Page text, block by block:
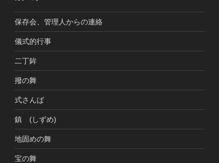
保存会、管理人からの連絡
儀式的行事
二丁鉾
撥の舞
式さんば
鎮 (しずめ)
地固めの舞
宝の舞